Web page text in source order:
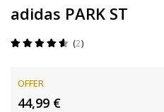
adidas PARK ST
2
OFFER
44,99 €